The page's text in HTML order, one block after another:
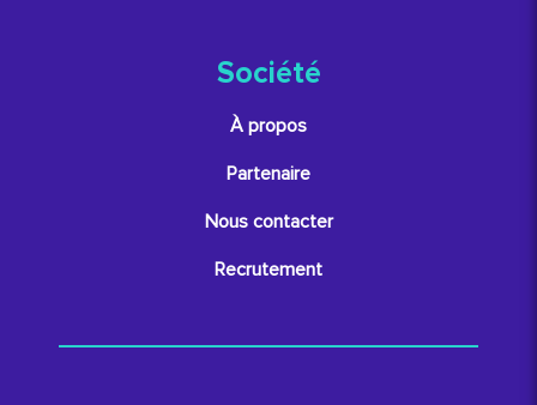
Société
À propos
Partenaire
Nous contacter
Recrutement